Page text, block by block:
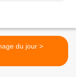
image du jour >